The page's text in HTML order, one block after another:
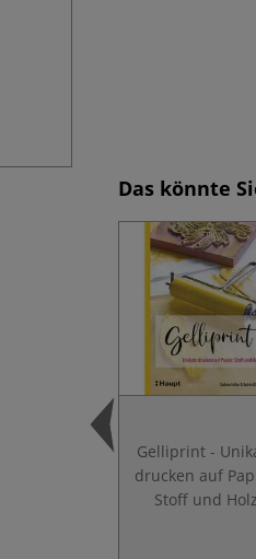
Das könnte
Gelliprint -
drucken auf
Stoff und Holz